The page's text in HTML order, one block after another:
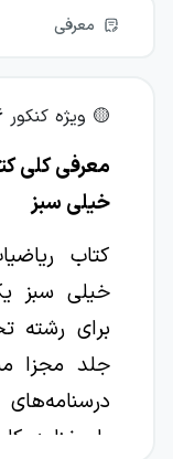
معرفی
🟡 ویژه کنکور ۱۴۰6 🟡
معرفی کلی
خیلی ‌سبز
کتاب
خیلی ‌سبز
برای رشته
جلد مجزا
پاسخنامه